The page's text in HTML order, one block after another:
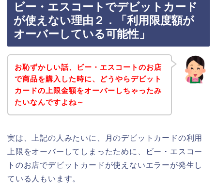
ビー・エスコートでデビットカード
が使えない理由２．「利用限度額が
オーバーしている可能性」
お恥ずかしい話、ビー・エスコートのお店
で商品を購入した時に、どうやらデビット
カードの上限金額をオーバーしちゃったみ
たいなんですよね～
実は、上記の人みたいに、月のデビットカードの利用
上限をオーバーしてしまったために、ビー・エスコー
トのお店でデビットカードが使えないエラーが発生し
ている人もいます。